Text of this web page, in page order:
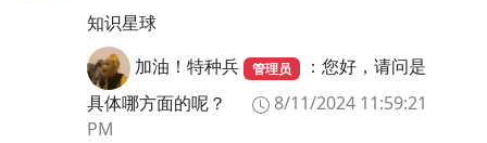
知识星球
加油！特种兵
管理员
：您好，请问是
具体哪方面的呢？
8/11/2024 11:59:21
PM